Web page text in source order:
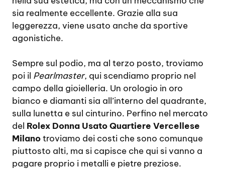
sia realmente eccellente. Grazie alla sua
leggerezza, viene usato anche da sportive
agonistiche.
Sempre sul podio, ma al terzo posto, troviamo
poi il Pearlmaster, qui scendiamo proprio nel
campo della gioielleria. Un orologio in oro
bianco e diamanti sia all’interno del quadrante,
sulla lunetta e sul cinturino. Perfino nel mercato
del Rolex Donna Usato Quartiere Vercellese
Milanotroviamo dei costi che sono comunque
piuttosto alti, ma si capisce che qui si vanno a
pagare proprio i metalli e pietre preziose.